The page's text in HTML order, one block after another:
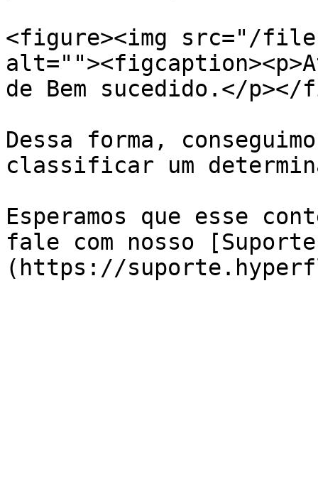
<figure><img src="/
de Bem sucedido.</
Dessa forma,
classificar um
Esperamos que esse
fale com nosso